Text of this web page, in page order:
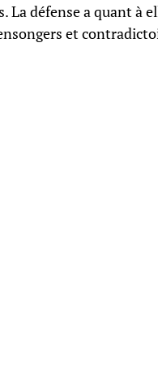
La défense a quant à
et